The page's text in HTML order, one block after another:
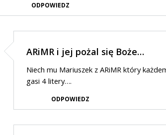
ODPOWIEDZ
ARiMR i jej pożal się Boże…
Niech mu Mariuszek z ARiMR który
gasi 4 litery….
ODPOWIEDZ